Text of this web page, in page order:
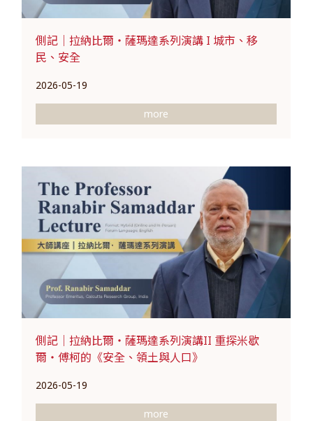
側記｜拉納比爾・薩瑪達系列演講 I 城市、移
民、安全
2026-05-19
more
側記｜拉納比爾・薩瑪達系列演講II 重探米歇
爾・傅柯的《安全、領土與人口》
2026-05-19
more